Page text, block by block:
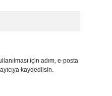
için adım, e-posta
kaydedilsin.